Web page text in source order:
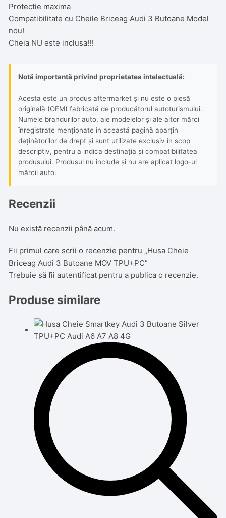
Protectie maxima
Compatibilitate cu Cheile Briceag Audi 3 Butoane Model
nou!
Cheia NU este inclusa!!!
Notă importantă privind proprietatea intelectuală:
Acesta este un produs aftermarket și nu este o piesă
originală (OEM) fabricată de producătorul autoturismului.
Numele brandurilor auto, ale modelelor și ale altor mărci
înregistrate menționate în această pagină aparțin
deținătorilor de drept și sunt utilizate exclusiv în scop
descriptiv, pentru a indica destinația și compatibilitatea
produsului. Produsul nu include și nu are aplicat logo-ul
mărcii auto.
Recenzii
Nu există recenzii până acum.
Fii primul care scrii o recenzie pentru „Husa Cheie
Briceag Audi 3 Butoane MOV TPU+PC”
Trebuie să fiiautentificat pentru a publica o recenzie.
Produse similare